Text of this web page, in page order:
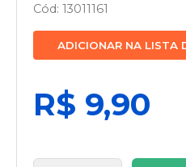
13011161
ADICIONAR NA LISTA
R$ 9,90